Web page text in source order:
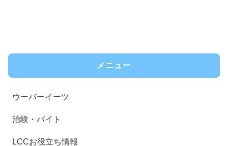
メニュー
ウーバーイーツ
治験・バイト
LCCお役立ち情報